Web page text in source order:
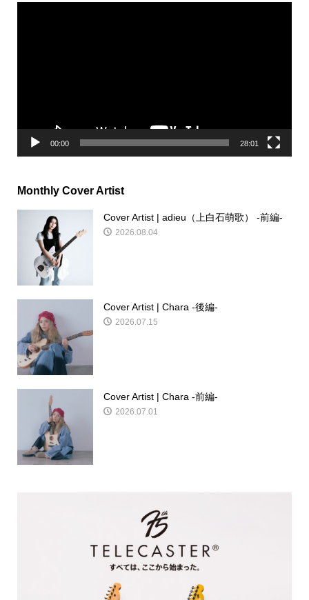
00:00 28:01
Monthly Cover Artist
Cover Artist | adieu（上白石萌歌） -前編-
2026.08.04
Cover Artist | Chara -後編-
2026.07.15
Cover Artist | Chara -前編-
2026.07.01